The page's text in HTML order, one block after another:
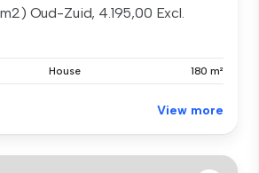
Oud-Zuid, 4.195,00 Excl.
House 180 m²
View more